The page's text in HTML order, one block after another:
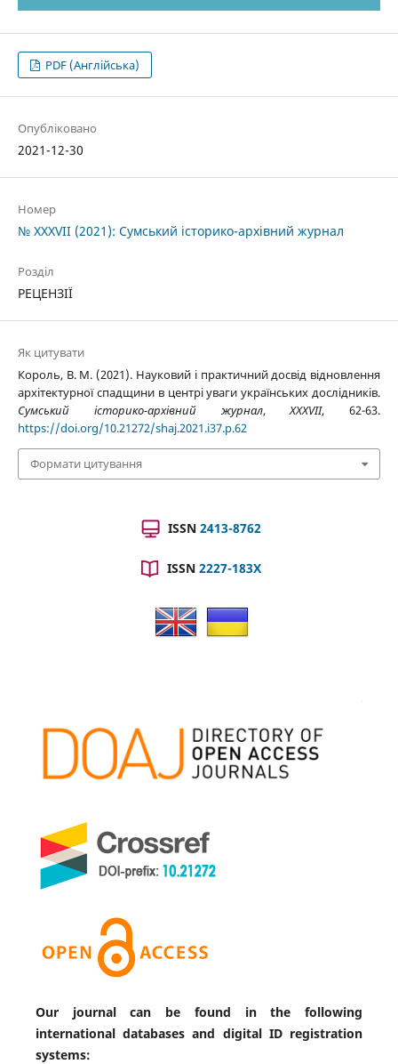
PDF (Англійська)
Опубліковано
2021-12-30
Номер
№ XXXVII (2021): Сумський історико-архівний журнал
Розділ
РЕЦЕНЗІЇ
Як цитувати
Король, В. М. (2021). Науковий і практичний досвід відновлення
архітектурної спадщини в центрі уваги українських дослідників.
Сумський історико-архівний журнал,XXXVII, 62-63.
https://doi.org/10.21272/shaj.2021.i37.p.62
Формати цитування
ISSN 2413-8762
ISSN 2227-183X
Our journal can be found in the following
international databases and digital ID registration
systems: